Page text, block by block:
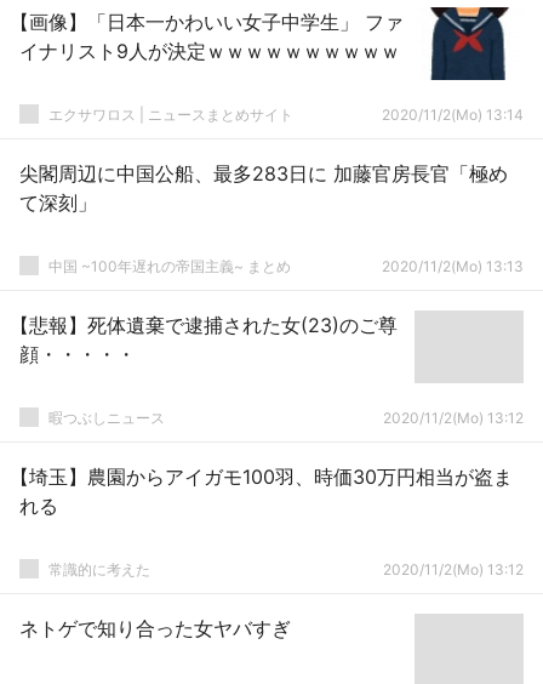
【画像】「日本一かわいい女子中学生」 ファ
イナリスト9人が決定ｗｗｗｗｗｗｗｗｗｗ
エクサワロス | ニュースまとめサイト 2020/11/2(Mo) 13:14
尖閣周辺に中国公船、最多283日に 加藤官房長官「極め
て深刻」
中国 ~100年遅れの帝国主義~ まとめ 2020/11/2(Mo) 13:13
【悲報】死体遺棄で逮捕された女(23)のご尊
顔・・・・・
暇つぶしニュース 2020/11/2(Mo) 13:12
【埼玉】農園からアイガモ100羽、時価30万円相当が盗ま
れる
常識的に考えた 2020/11/2(Mo) 13:12
ネトゲで知り合った女ヤバすぎ